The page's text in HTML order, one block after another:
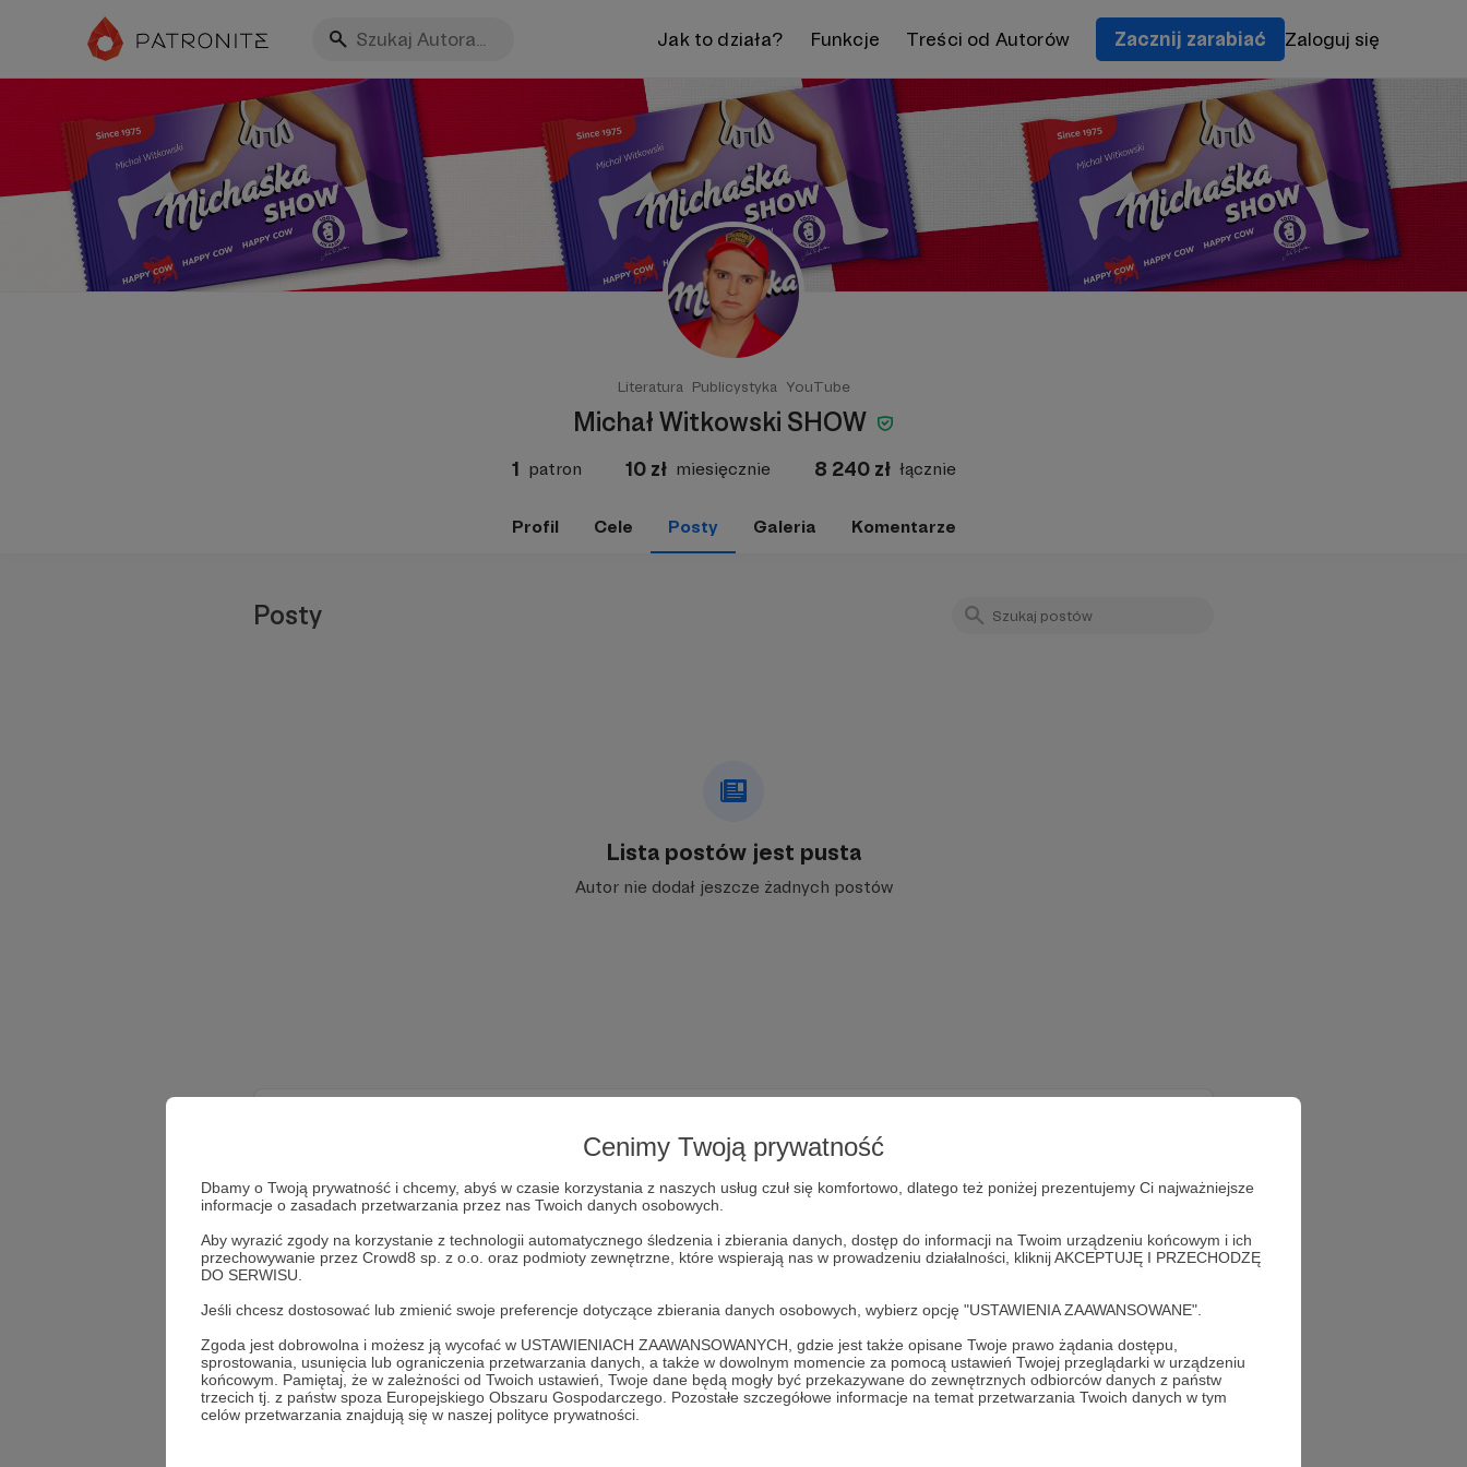
Cenimy Twoją prywatność
Dbamy o Twoją prywatność i chcemy, abyś w czasie korzystania z naszych usług czuł się komfortowo, dlatego też poniżej prezentujemy Ci najważniejsze
informacje o zasadach przetwarzania przez nas Twoich danych osobowych.
Aby wyrazić zgody na korzystanie z technologii automatycznego śledzenia i zbierania danych, dostęp do informacji na Twoim urządzeniu końcowym i ich
przechowywanie przez Crowd8 sp. z o.o. oraz podmioty zewnętrzne, które wspierają nas w prowadzeniu działalności, kliknij AKCEPTUJĘ I PRZECHODZĘ
DO SERWISU.
Jeśli chcesz dostosować lub zmienić swoje preferencje dotyczące zbierania danych osobowych, wybierz opcję "USTAWIENIA ZAAWANSOWANE".
Zgoda jest dobrowolna i możesz ją wycofać w USTAWIENIACH ZAAWANSOWANYCH, gdzie jest także opisane Twoje prawo żądania dostępu,
sprostowania, usunięcia lub ograniczenia przetwarzania danych, a także w dowolnym momencie za pomocą ustawień Twojej przeglądarki w urządzeniu
końcowym. Pamiętaj, że w zależności od Twoich ustawień, Twoje dane będą mogły być przekazywane do zewnętrznych odbiorców danych z państw
trzecich tj. z państw spoza Europejskiego Obszaru Gospodarczego. Pozostałe szczegółowe informacje na temat przetwarzania Twoich danych w tym
celów przetwarzania znajdują się w naszej polityce prywatności.
Jak to działa? Funkcje Treści od Autorów Zacznij zarabiać Zaloguj się
Literatura Publicystyka YouTube
Michał Witkowski SHOW
1 patron 10 zł miesięcznie 8 240 zł łącznie
Profil Cele Posty Galeria Komentarze
Posty
Lista postów jest pusta
Autor nie dodał jeszcze żadnych postów
Dołącz do grona Patronów!
Wesprzyj działalność Autora Michał Witkowski SHOW
Zostań Patronem